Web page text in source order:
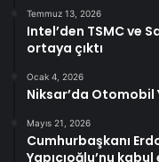
Temmuz 13, 2026
Intel’den TSMC ve
ortaya çıktı
Ocak 4, 2026
Niksar’da Otomobil
Mayıs 21, 2026
Cumhurbaşkanı
Yapıcıoğlu’nu